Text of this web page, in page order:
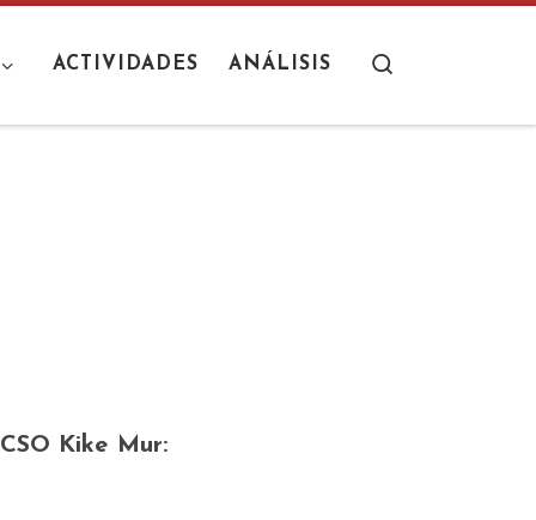
ACTIVIDADES ANÁLISIS
Kike Mur: